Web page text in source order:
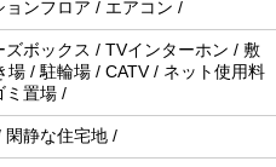
ョンフロア / エアコン /
ズボックス / TVインターホン / 敷
場 / 駐輪場 / CATV / ネット使用料
ミ置場 /
閑静な住宅地 /